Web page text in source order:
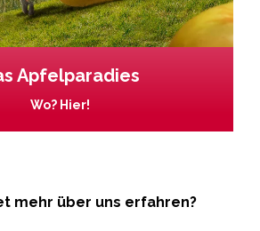
Apfelparadies
Wo? Hier!
mehr über uns erfahren?